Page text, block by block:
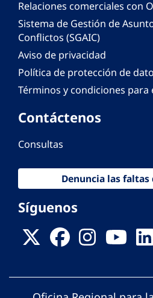
Relaciones comerciales con
Sistema de Gestión de
Conflictos (SGAIC)
Aviso de privacidad
Política de protección de
Términos y condiciones para
Contáctenos
Consultas
Denuncia las faltas
Síguenos